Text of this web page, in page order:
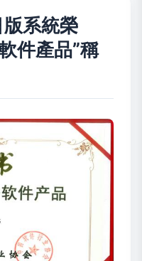
系統榮
件產品”稱